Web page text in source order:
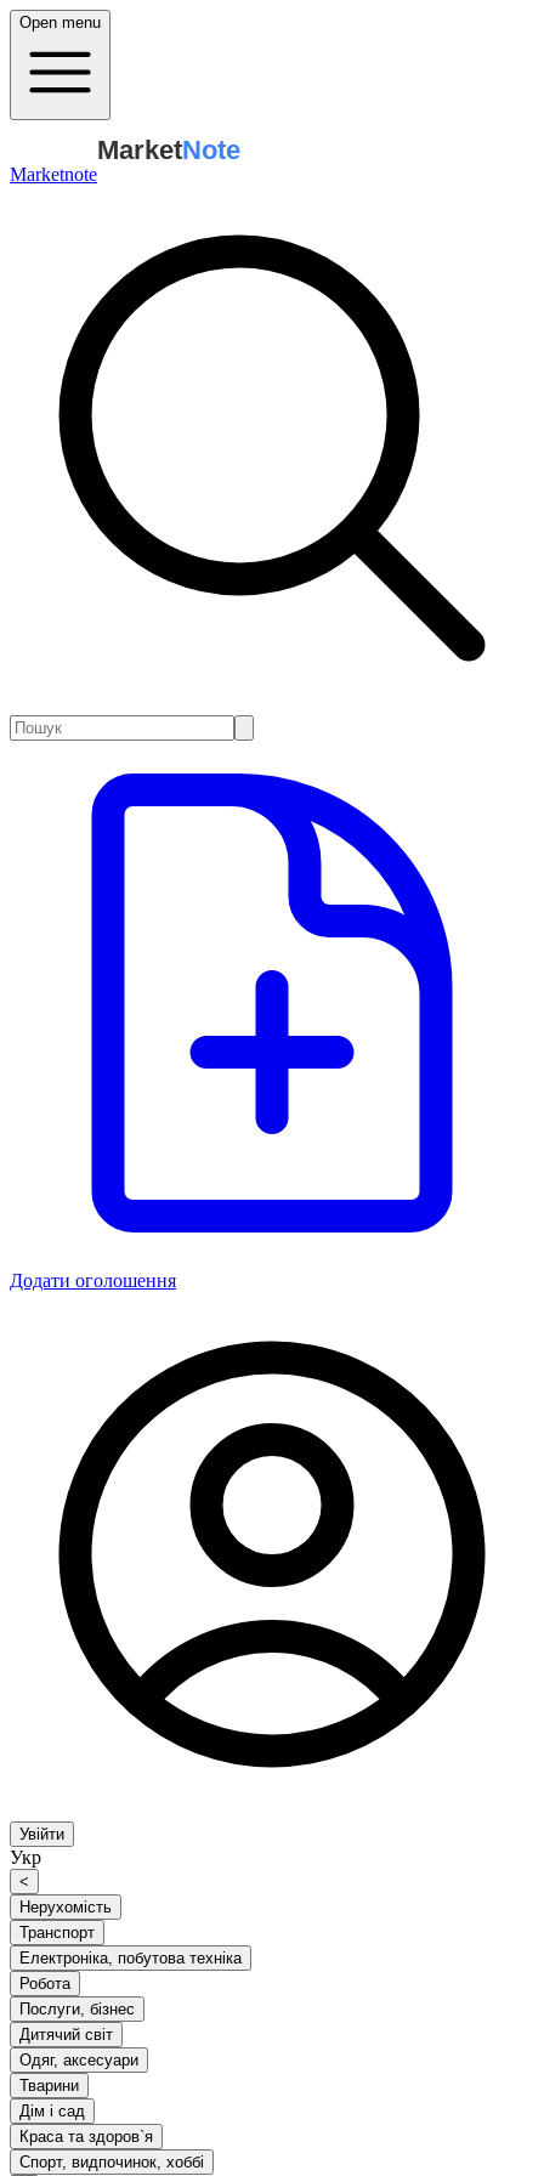
Open menu
Marketnote
MarketNote
Додати оголошення
Увійти
Укр
<
Нерухомість
Транспорт
Електроніка, побутова техніка
Робота
Послуги, бізнес
Дитячий світ
Одяг, аксесуари
Тварини
Дім і сад
Краса та здоров`я
Спорт, видпочинок, хоббі